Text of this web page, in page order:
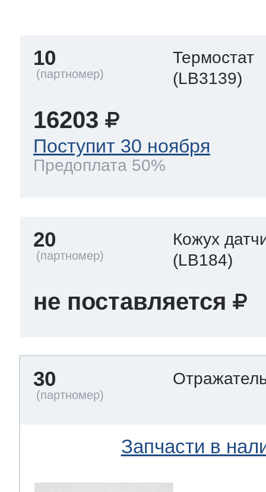
морозилок
холод.камер
10
Термостат
(LB3139)
16203
Поступит 30 ноября
Предоплата 50%
20
Кожух
(LB184)
не поставляется
30
Запчасти в